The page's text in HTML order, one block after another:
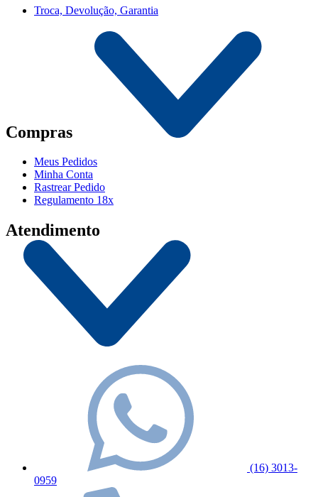
Troca, Devolução, Garantia
Compras
Meus Pedidos
Minha Conta
Rastrear Pedido
Regulamento 18x
Atendimento
(16) 3013-
0959